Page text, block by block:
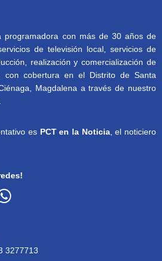
programadora con más de 30 años de
de televisión local, servicios de
realización y comercialización de
con cobertura en el Distrito de Santa
Magdalena a través de nuestro
es PCT en la Noticia, el noticiero
3277713